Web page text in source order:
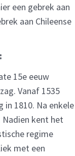
een gebrek aan
aan Chileense
15e eeuw
Vanaf 1535
1810. Na enkele
Nadien kent het
regime
met een